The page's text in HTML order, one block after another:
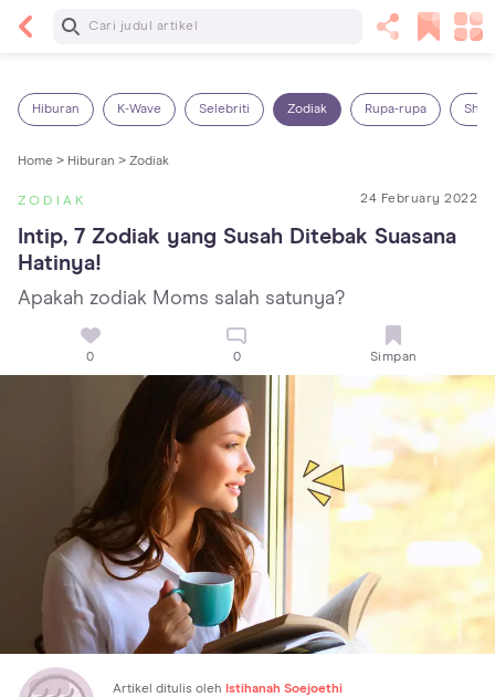
Baca Selanjutnya
Hiburan K-Wave Selebriti Zodiak Rupa-rupa
Home > Hiburan > Zodiak
ZODIAK 24 February 2022
Intip, 7 Zodiak yang Susah Ditebak Suasana
Hatinya!
Apakah zodiak Moms salah satunya?
0 0 Simpan
Artikel ditulis oleh Istihanah Soejoethi